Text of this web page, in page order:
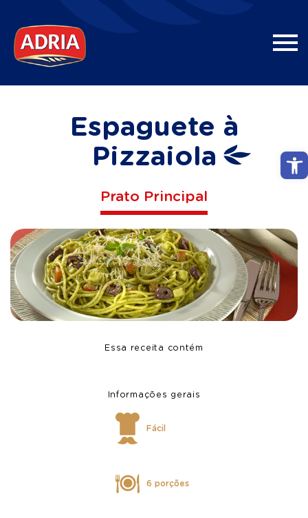
Espaguete à
Pizzaiola
Prato Principal
Essa receita contém
Informações gerais
Fácil
6 porções